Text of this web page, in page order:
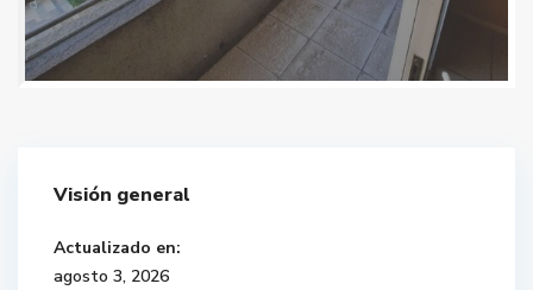
Visión general
Actualizado en:
agosto 3, 2026